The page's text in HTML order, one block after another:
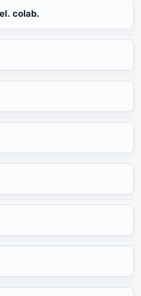
colab.